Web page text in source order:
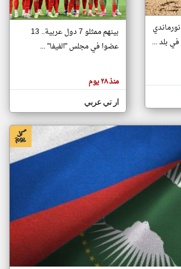
تغيير الدولة
اخبار جزر القمر على مدار الساعة
أهم اخبار جزر القمر العاجلة والمباشرة
بلد ...
بينهم ممثلو 7 دول عربية.. 13
عضوا في مجلس "الفيفا" ...
منذ ٢٨ يوم
ار تي عربي
klyoum.com